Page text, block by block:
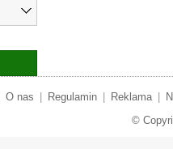
O nas Regulamin Reklama
©